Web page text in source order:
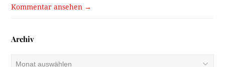
Kommentar ansehen →
Archiv